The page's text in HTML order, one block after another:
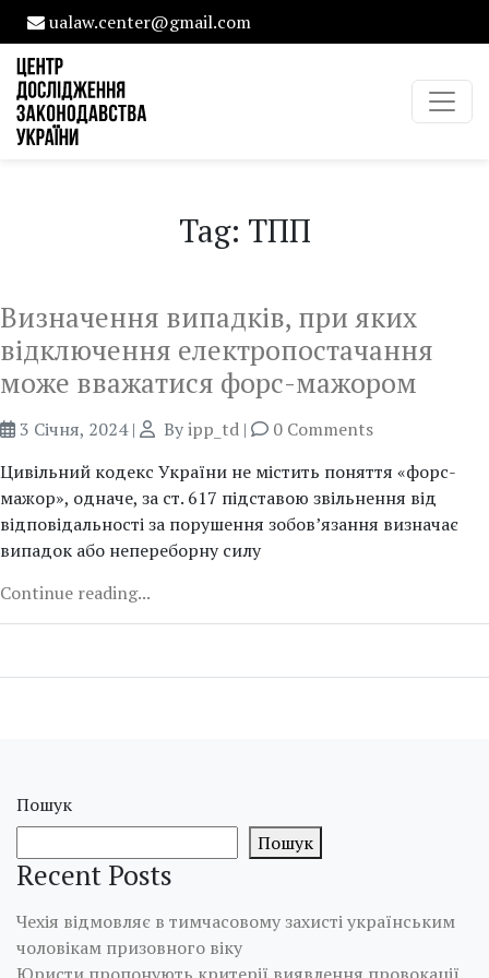
ualaw.center@gmail.com
Tag: ТПП
Визначення випадків, при яких
відключення електропостачання
може вважатися форс-мажором
3 Січня, 2024| Byipp_td |
0 Comments
Цивільний кодекс України не містить поняття «форс-
мажор», одначе, за ст. 617 підставою звільнення від
відповідальності за порушення зобов’язання визначає
випадок або непереборну силу
Continue reading...
Пошук
Пошук
Recent Posts
Чехія відмовляє в тимчасовому захисті українським
чоловікам призовного віку